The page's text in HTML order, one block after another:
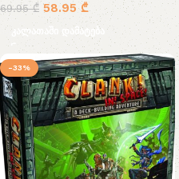
69.95₾ 58.95₾
კალათაში დამატება
-33%